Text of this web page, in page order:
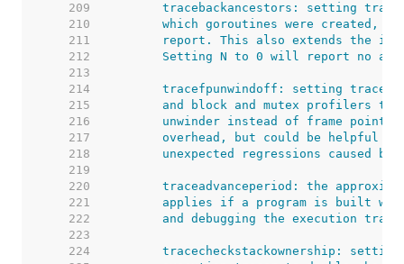
   209
   210
   211
   212
   213
   214
   215
   216
   217
   218
   219
   220
   221
   222
   223
   224